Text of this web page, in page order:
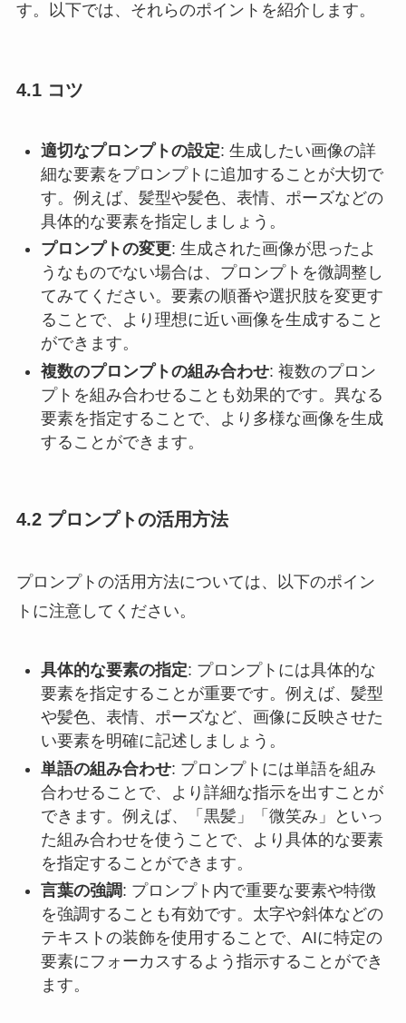
す。以下では、それらのポイントを紹介します。
4.1 コツ
適切なプロンプトの設定: 生成したい画像の詳
細な要素をプロンプトに追加することが大切で
す。例えば、髪型や髪色、表情、ポーズなどの
具体的な要素を指定しましょう。
プロンプトの変更: 生成された画像が思ったよ
うなものでない場合は、プロンプトを微調整し
てみてください。要素の順番や選択肢を変更す
ることで、より理想に近い画像を生成すること
ができます。
複数のプロンプトの組み合わせ: 複数のプロン
プトを組み合わせることも効果的です。異なる
要素を指定することで、より多様な画像を生成
することができます。
4.2 プロンプトの活用方法
プロンプトの活用方法については、以下のポイン
トに注意してください。
具体的な要素の指定: プロンプトには具体的な
要素を指定することが重要です。例えば、髪型
や髪色、表情、ポーズなど、画像に反映させた
い要素を明確に記述しましょう。
単語の組み合わせ: プロンプトには単語を組み
合わせることで、より詳細な指示を出すことが
できます。例えば、「黒髪」「微笑み」といっ
た組み合わせを使うことで、より具体的な要素
を指定することができます。
言葉の強調: プロンプト内で重要な要素や特徴
を強調することも有効です。太字や斜体などの
テキストの装飾を使用することで、AIに特定の
要素にフォーカスするよう指示することができ
ます。